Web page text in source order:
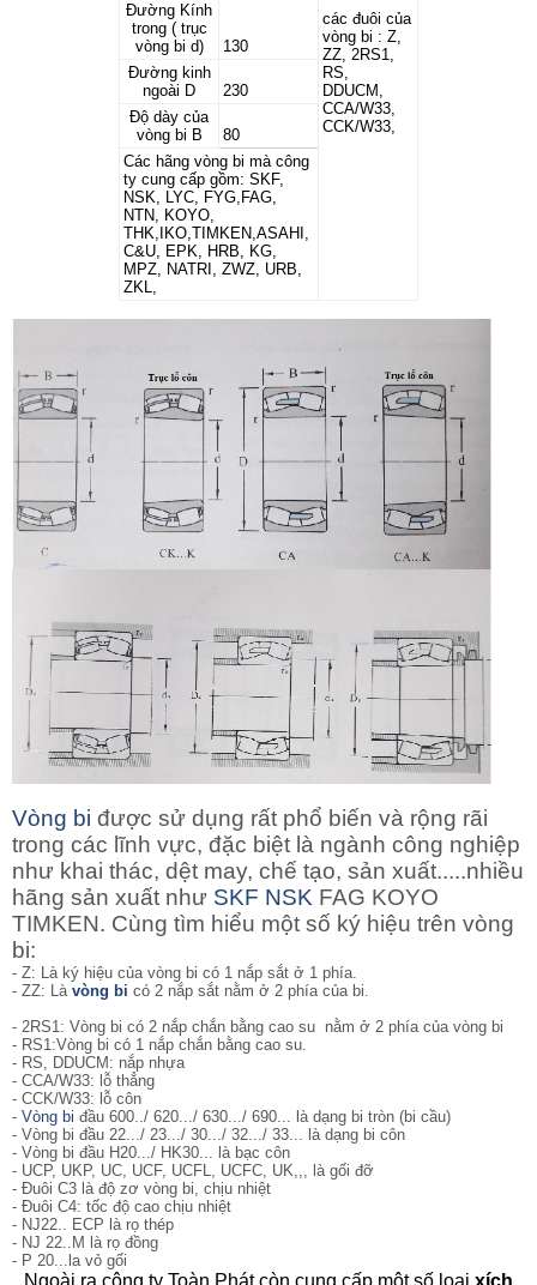
các đuôi của
vòng bi : Z,
ZZ, 2RS1,
RS,
DDUCM,
CCA/W33,
CCK/W33,
Đường Kính
trong ( trục
vòng bi d)
130
Đường kinh
ngoài D
230
Độ dày của
vòng bi B
80
Các hãng vòng bi mà công
ty cung cấp gồm: SKF,
NSK, LYC, FYG,FAG,
NTN, KOYO,
THK,IKO,TIMKEN,ASAHI,
C&U, EPK, HRB, KG,
MPZ, NATRI, ZWZ, URB,
ZKL,
Vòng bi được sử dụng rất phổ biến và rộng rãi
trong các lĩnh vực, đặc biệt là ngành công nghiệp
như khai thác, dệt may, chế tạo, sản xuất.....nhiều
hãng sản xuất như SKF NSK FAG KOYO
TIMKEN. Cùng tìm hiểu một số ký hiệu trên vòng
bi:
- Z: Là ký hiệu của vòng bi có 1 nắp sắt ở 1 phía.
- ZZ: Là vòng bi có 2 nắp sắt nằm ở 2 phía của bi.
- 2RS1: Vòng bi có 2 nắp chắn bằng cao su nằm ở 2 phía của vòng bi
- RS1:Vòng bi có 1 nắp chắn bằng cao su.
- RS, DDUCM: nắp nhựa
- CCA/W33: lỗ thẳng
- CCK/W33: lỗ côn
- Vòng bi đầu 600../ 620.../ 630.../ 690... là dạng bi tròn (bi cầu)
- Vòng bi đầu 22.../ 23.../ 30.../ 32.../ 33... là dạng bi côn
- Vòng bi đầu H20.../ HK30... là bạc côn
- UCP, UKP, UC, UCF, UCFL, UCFC, UK,,, là gối đỡ
- Đuôi C3 là độ zơ vòng bi, chịu nhiệt
- Đuôi C4: tốc độ cao chịu nhiệt
- NJ22.. ECP là rọ thép
- NJ 22..M là rọ đồng
- P 20...la vỏ gối